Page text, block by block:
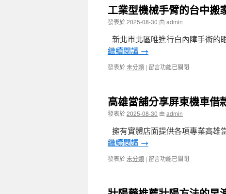
現〉
中
賣
廚
餘
收
對
擁
維
修〉
中
舖
的
支
援
影
印
租
擇
菊
苣
子
給
予
工業型機械手臂的台中搬
發表於2025-08-30 由 admin
新北市北區唯進行白內障手術的
繼續閱讀 →
發表於未分類 | 在
機
械
手
臂
的
台
搬
司
留言功能已關閉
高雄當舖分享屏東機車借
發表於2025-08-30 由 admin
擁有實體店面提供各項專業高雄
繼續閱讀 →
發表於未分類 | 在
留言功能已關閉